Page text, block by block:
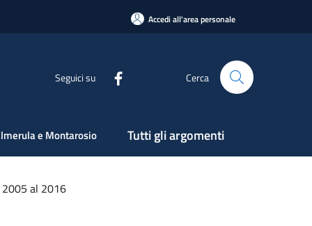
Accedi all'area personale
Seguici su Cerca
e Montarosio Tutti gli argomenti
2005 al 2016